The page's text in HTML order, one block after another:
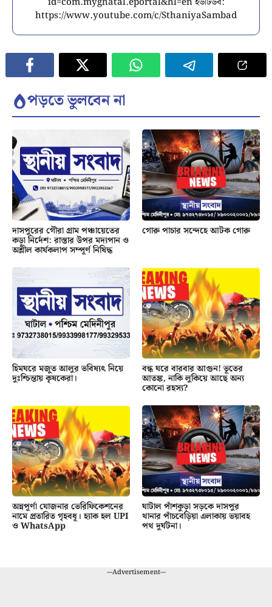
https://www.youtube.com/c/SthaniyaSambad
পড়তে ভুলবেন না
দাসপুরের গৌরা গ্রাম পঞ্চায়েতের
কড়া নির্দেশ: রাস্তার উপর মদ্যপান ও
অশ্লীল কার্যকলাপ সম্পূর্ণ নিষিদ্ধ
গোরু পাচার সন্দেহে আটক গোরু
হিমঘরে মজুত আলুর ভবিষ্যৎ নিয়ে
দুঃশ্চিন্তায় কৃষকেরা।
বন্ধ ঘরে বারবার আগুন! ভূতের
আতঙ্ক, নাকি লুকিয়ে আছে অন্য
কোনো রহস্য?
অন্নপূর্ণা যোজনার ভেরিফিকেশনের
নামে প্রতারিত গৃহবধূ। হ্যাক হল UPI
ও WhatsApp
ঘাটাল পাঁশকুড়া সড়কে দাসপুর
থানার পাঁচবেড়িয়া এলাকায় ভয়াবহ
পথ দুর্ঘটনা।
---Advertisement---